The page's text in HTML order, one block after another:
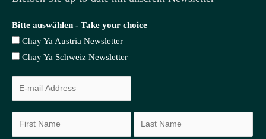
Bitte auswählen - Take your choice
Chay Ya Austria Newsletter
Chay Ya Schweiz Newsletter